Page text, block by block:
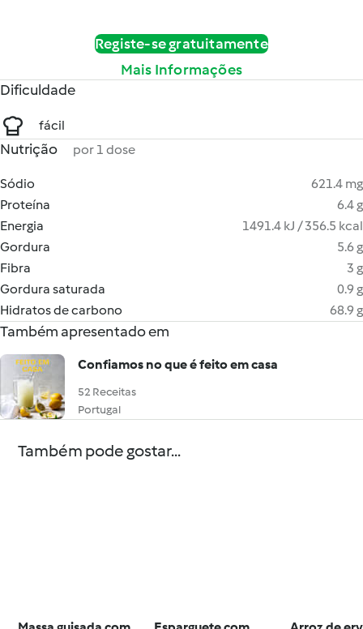
Registe-se gratuitamente
Mais Informações
Dificuldade
fácil
Nutrição por 1 dose
Sódio
621.4 mg
Proteína
6.4 g
Energia
1491.4 kJ / 356.5 kcal
Gordura
5.6 g
Fibra
3 g
Gordura saturada
0.9 g
Hidratos de carbono
68.9 g
Também apresentado em
Confiamos no que é feito em casa
52 Receitas
Portugal
Também pode gostar...